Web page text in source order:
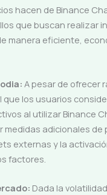
hacen de Binance
que buscan realizar
manera eficiente,
A pesar de ofrecer
que los usuarios
al utilizar Binance
medidas adicionales de
externas y la
factores.
Dada la